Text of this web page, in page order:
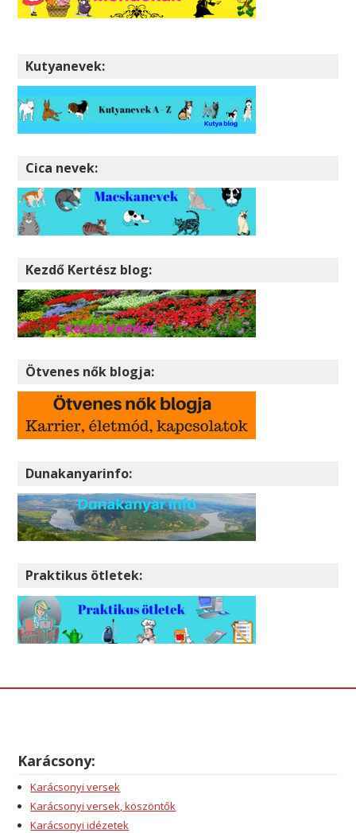
Kutyanevek:
Cica nevek:
Kezdő Kertész blog:
Ötvenes nők blogja:
Dunakanyarinfo:
Praktikus ötletek:
Karácsony:
Karácsonyi versek
Karácsonyi versek, köszöntők
Karácsonyi idézetek